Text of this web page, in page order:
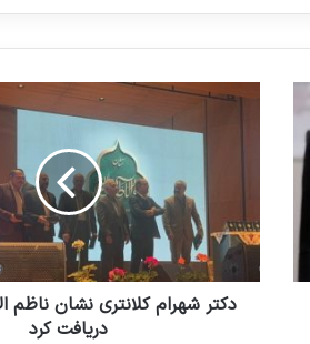
کارت زرد مجلس به وزیر
جامعه پزشکی را پایلوت
می کنند
ر
م
دکتر شهرام کلانتری نشان ناظم
دریافت کرد